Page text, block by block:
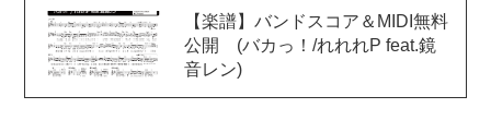
【楽譜】バンドスコア＆MIDI無料
公開 (バカっ！/れれれP feat.鏡
音レン)